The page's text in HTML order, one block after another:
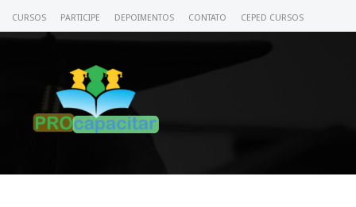
CURSOS PARTICIPE DEPOIMENTOS CONTATO CEPED CURSOS